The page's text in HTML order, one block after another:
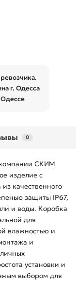
г. Одесса
Одессе
0
компании СКИМ
изделие с
качественного
защиты IP67,
и воды. Коробка
для
влажностью и
и
установки и
выбором для